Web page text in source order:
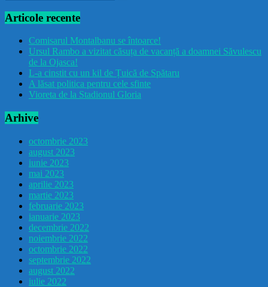
Articole recente
Comisarul Montalbanu se întoarce!
Ursul Rambo a vizitat căsuța de vacanță a doamnei Săvulescu
de la Ojasca!
L-a cinstit cu un kil de Țuică de Spătaru
A lăsat politica pentru cele sfinte
Vioreta de la Stadionul Gloria
Arhive
octombrie 2023
august 2023
iunie 2023
mai 2023
aprilie 2023
martie 2023
februarie 2023
ianuarie 2023
decembrie 2022
noiembrie 2022
octombrie 2022
septembrie 2022
august 2022
iulie 2022